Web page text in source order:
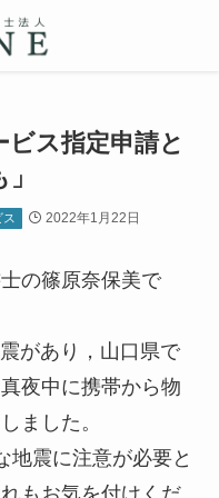
ス指定申請と
2022年1月22日
の篠原奈保美で
があり，山口県で
夜中に携帯から物
ました。
震に注意が必要と
もお気を付けくだ